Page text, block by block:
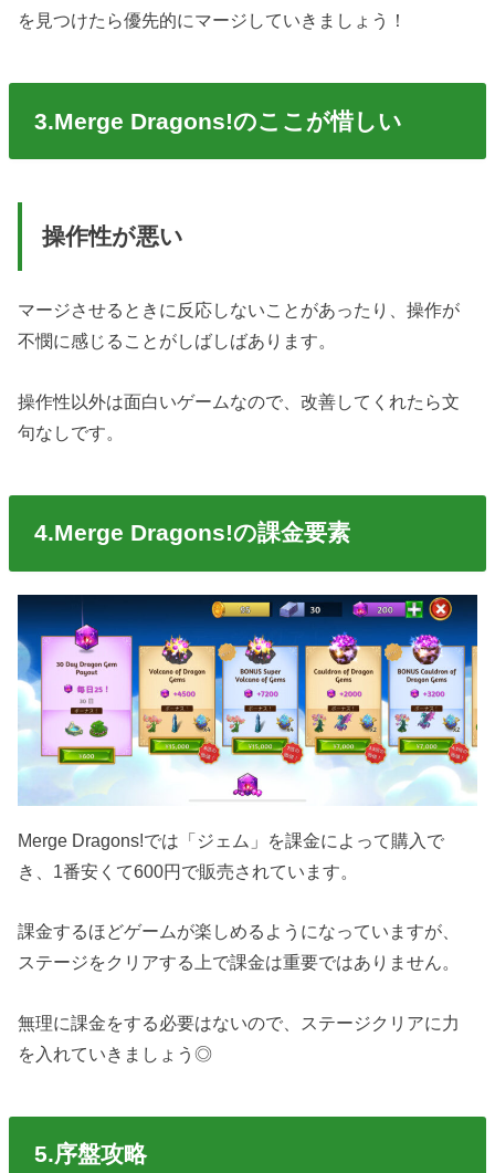
を見つけたら優先的にマージしていきましょう！
3.Merge Dragons!のここが惜しい
操作性が悪い
マージさせるときに反応しないことがあったり、操作が
不憫に感じることがしばしばあります。
操作性以外は面白いゲームなので、改善してくれたら文
句なしです。
4.Merge Dragons!の課金要素
Merge Dragons!では「ジェム」を課金によって購入で
き、1番安くて600円で販売されています。
課金するほどゲームが楽しめるようになっていますが、
ステージをクリアする上で課金は重要ではありません。
無理に課金をする必要はないので、ステージクリアに力
を入れていきましょう◎
5.序盤攻略